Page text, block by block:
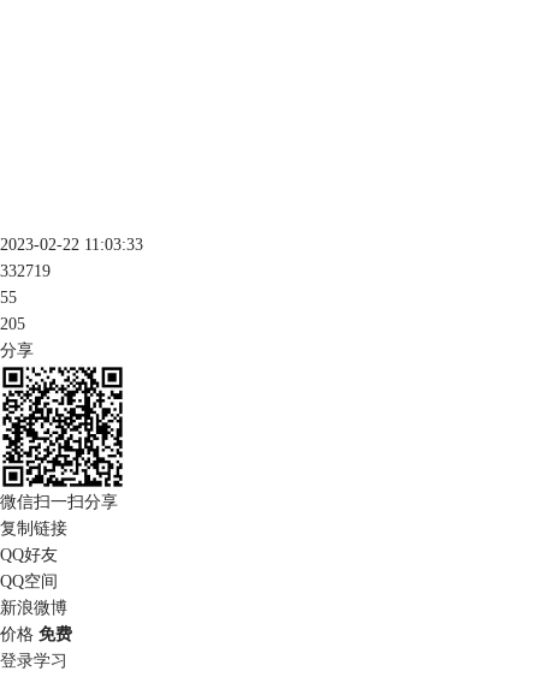
2023-02-22 11:03:33
332719
55
205
分享
微信扫一扫分享
复制链接
QQ好友
QQ空间
新浪微博
价格 免费
登录学习